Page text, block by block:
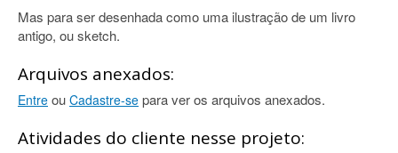
Mas para ser desenhada como uma ilustração de um livro
antigo, ou sketch.
Arquivos anexados:
Entre ou Cadastre-se para ver os arquivos anexados.
Atividades do cliente nesse projeto: